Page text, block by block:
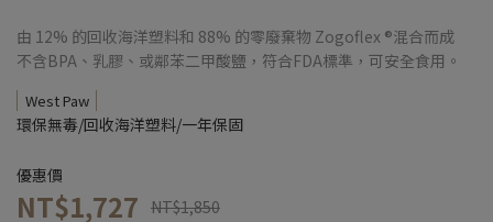
由 12% 的回收海洋塑料和 88% 的零廢棄物 Zogoflex ®混合而成
不含BPA、乳膠、或鄰苯二甲酸鹽，符合FDA標準，可安全食用。
West Paw
環保無毒/回收海洋塑料/一年保固
優惠價
NT$1,727 NT$1,850